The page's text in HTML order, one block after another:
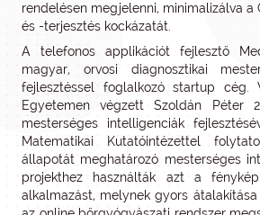
rendelésen megjelenni, minimalizálva a
és -terjesztés kockázatát.
A telefonos applikációt fejlesztő
magyar, orvosi diagnosztikai
fejlesztéssel foglalkozó startup cég.
Egyetemen végzett Szoldán Péter
mesterséges intelligenciák
Matematikai Kutatóintézettel
állapotát meghatározó mesterséges
projekthez használták azt a
alkalmazást, melynek gyors